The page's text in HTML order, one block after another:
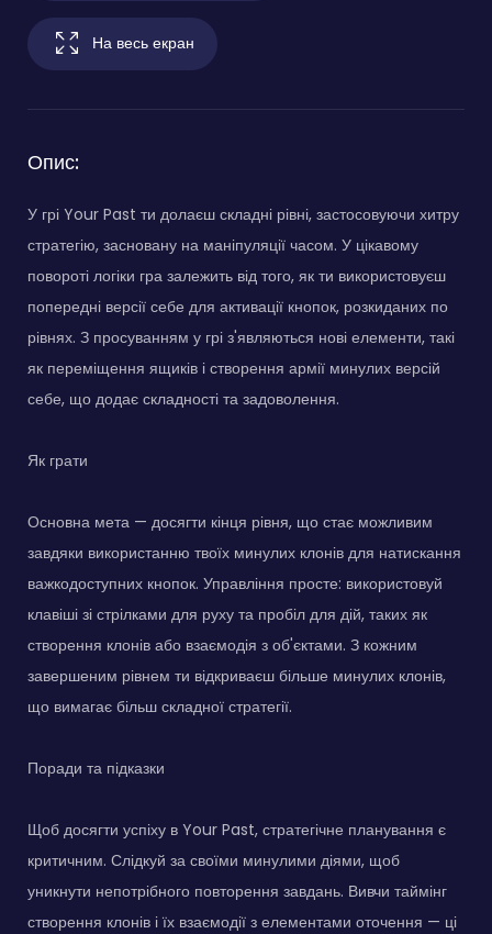
На весь екран
Опис:
У грі Your Past ти долаєш складні рівні, застосовуючи хитру
стратегію, засновану на маніпуляції часом. У цікавому
повороті логіки гра залежить від того, як ти використовуєш
попередні версії себе для активації кнопок, розкиданих по
рівнях. З просуванням у грі з'являються нові елементи, такі
як переміщення ящиків і створення армії минулих версій
себе, що додає складності та задоволення.
Як грати
Основна мета — досягти кінця рівня, що стає можливим
завдяки використанню твоїх минулих клонів для натискання
важкодоступних кнопок. Управління просте: використовуй
клавіші зі стрілками для руху та пробіл для дій, таких як
створення клонів або взаємодія з об'єктами. З кожним
завершеним рівнем ти відкриваєш більше минулих клонів,
що вимагає більш складної стратегії.
Поради та підказки
Щоб досягти успіху в Your Past, стратегічне планування є
критичним. Слідкуй за своїми минулими діями, щоб
уникнути непотрібного повторення завдань. Вивчи таймінг
створення клонів і їх взаємодії з елементами оточення — ці